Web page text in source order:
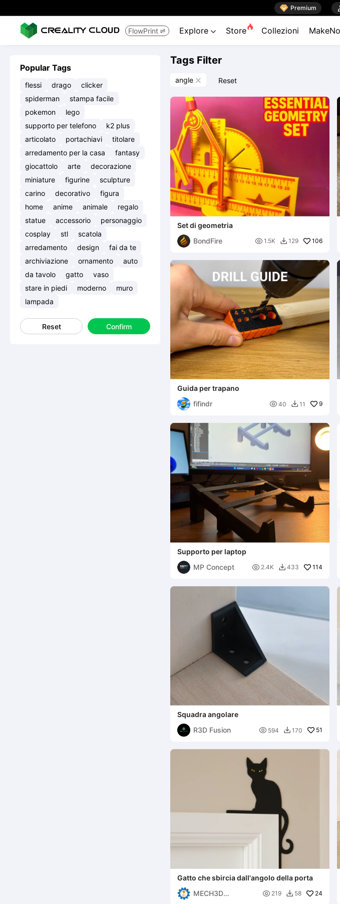
 Premium
FlowPrint  Explore  Store Collezioni
Popular Tags
flessi drago
clicker
spiderman
stampa facile
pokemon
lego
supporto per telefono
k2 plus
articolato
portachiavi
titolare
arredamento per la casa
fantasy
giocattolo
arte
decorazione
miniature
figurine
sculpture
carino
decorativo
figura
home
anime animale
regalo
statue
accessorio
personaggio
cosplay
stl
scatola
arredamento
design
fai da te
archiviazione
ornamento
auto
da tavolo
gatto
vaso
stare in piedi
moderno
muro
lampada
Reset Confirm
Tags Filter
angle  Reset
Set di geometria
BondFire
 1.5K  129 106
Guida per trapano
fifindr
 40  11 9
Supporto per laptop
MP Concept
 2.4K  433 114
Squadra angolare
R3D Fusion
 594  170 51
Gatto che sbircia dall'angolo della porta
MECH3D
 219  58 24